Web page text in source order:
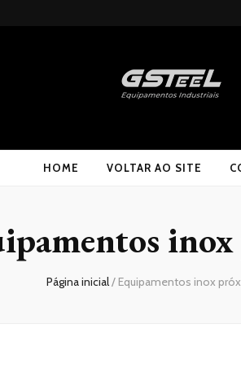
HOME VOLTAR AO SITE
Página inicial/ Equipamentos inox